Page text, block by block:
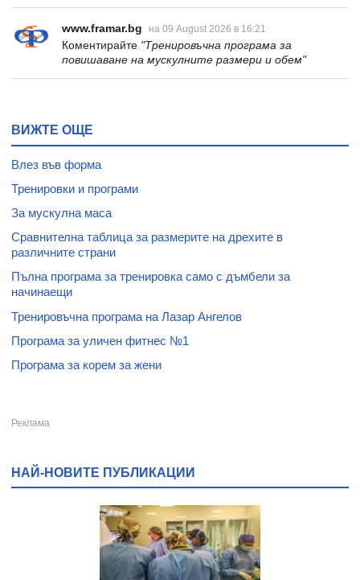
www.framar.bg на 09 August 2026 в 16:21
Коментирайте "Тренировъчна програма за
повишаване на мускулните размери и обем"
ВИЖТЕ ОЩЕ
Влез във форма
Тренировки и програми
За мускулна маса
Сравнителна таблица за размерите на дрехите в
различните страни
Пълна програма за тренировка само с дъмбели за
начинаещи
Тренировъчна програма на Лазар Ангелов
Програма за уличен фитнес №1
Програма за корем за жени
НАЙ-НОВИТЕ ПУБЛИКАЦИИ